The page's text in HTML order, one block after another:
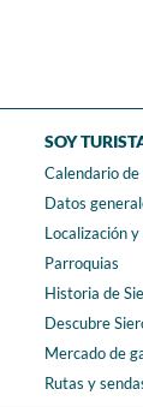
SOY
Calendario
Datos
Localización y
Parroquias
Historia de
Descubre
Mercado de
Rutas y